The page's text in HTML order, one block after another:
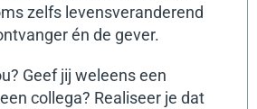
zelfs levensveranderend
én de gever.
Geef jij weleens een
collega? Realiseer je dat